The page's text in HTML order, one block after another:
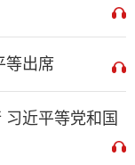
等出席
近平等党和国